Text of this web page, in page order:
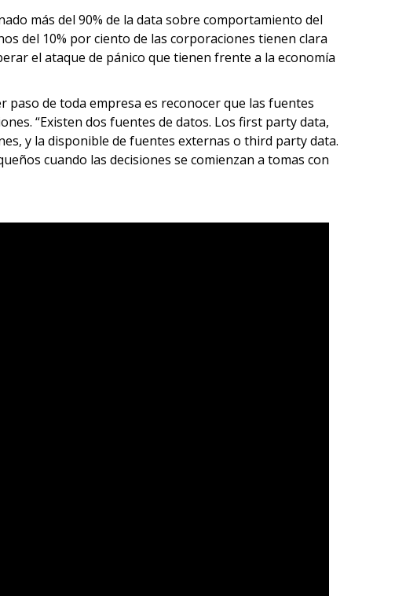
más del 90% de la data sobre comportamiento del
del 10% por ciento de las corporaciones tienen clara
el ataque de pánico que tienen frente a la economía
paso de toda empresa es reconocer que las fuentes
“Existen dos fuentes de datos. Los first party data,
y la disponible de fuentes externas o third party data.
cuando las decisiones se comienzan a tomas con